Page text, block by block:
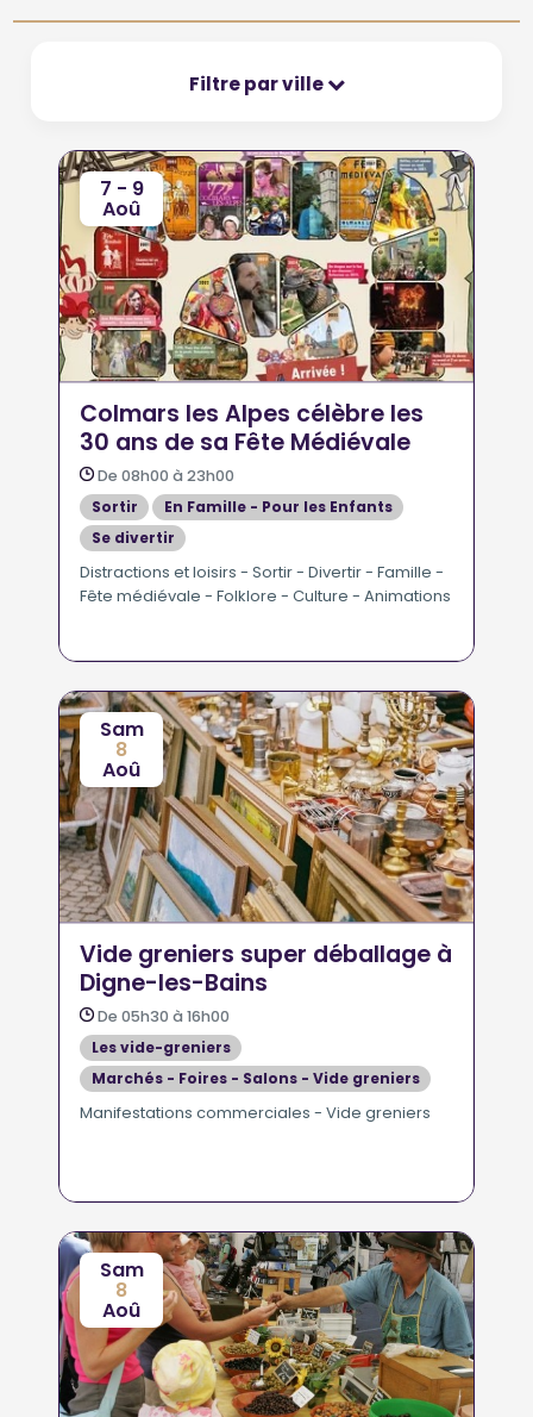
Filtre par ville
7 - 9
Aoû
Colmars les Alpes célèbre les
30 ans de sa Fête Médiévale
De 08h00 à 23h00
Sortir
En Famille - Pour les Enfants
Se divertir
Marchés - Foires - Salons - Vide greniers
Distractions et loisirs - Sortir - Divertir - Famille -
Fête médiévale - Folklore - Culture - Animations
Sam
8
Aoû
Vide greniers super déballage à
Digne-les-Bains
De 05h30 à 16h00
Les vide-greniers
Marchés - Foires - Salons - Vide greniers
Manifestations commerciales - Vide greniers
Sam
8
Aoû